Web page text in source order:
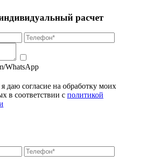
расчет
WhatsApp
даю согласие на обработку моих
в соответствии с политикой